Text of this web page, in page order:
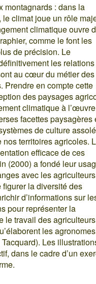
montagnards : dans la
climat joue un rôle
climatique ouvre
comme le font les
de précision. Le
les relations
au cœur du métier des
Prendre en compte cette
des paysages
climatique à
facettes paysagères
de culture
territoires agricoles.
efficace de ces
(2000) a fondé leur
avec les
la diversité des
d’informations sur
pour représenter la
le travail des
les agronomes
Les
dans le cadre d’un